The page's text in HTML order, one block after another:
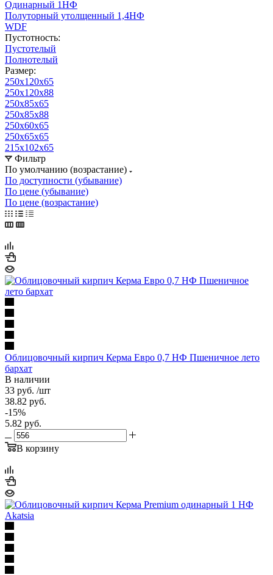
Одинарный 1НФ
Полуторный утолщенный 1,4НФ
WDF
Пустотность:
Пустотелый
Полнотелый
Размер:
250х120х65
250х120х88
250х85х65
250х85х88
250х60х65
250х65х65
215х102х65
Фильтр
По умолчанию (возрастание)
По доступности (убывание)
По цене (убывание)
По цене (возрастание)
Облицовочный кирпич Керма Евро 0,7 НФ Пшеничное лето
бархат
В наличии
33 руб. /шт
38.82 руб.
-15%
5.82 руб.
В корзину